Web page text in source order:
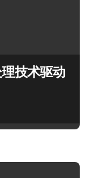
技术驱动